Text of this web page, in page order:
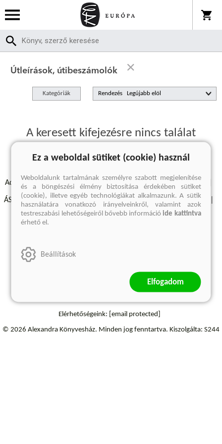
Útleírások, útibeszámolók
Kategóriák Rendezés
A keresett kifejezésre nincs találat
Adatvédelmi szabályzatok Elállási felmondási nyilatkozat
ÁSZF - Vásárlási feltételek A kiadóról Süti beállítások
Árkötött termékek Kommentelési szabályzat
Elérhetőségeink: [email protected]
© 2026 Alexandra Könyvesház. Minden jog fenntartva. Kiszolgálta: S244
Ez a weboldal sütiket (cookie) használ
Weboldalunk tartalmának személyre szabott megjelenítése
és a böngészési élmény biztosítása érdekében sütiket
(cookie), illetve egyéb technológiákat alkalmazunk. A sütik
használatára vonatkozó irányelveinkről, valamint azok
testreszabási lehetőségeiről bővebb információide kattintva
érhető el.
Beállítások
Elfogadom